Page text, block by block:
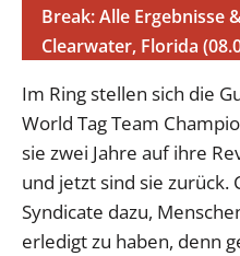
Break: Alle Ergebnisse
Clearwater, Florida
Im Ring stellen sich die
World Tag Team
sie zwei Jahre auf ihre
und jetzt sind sie
Syndicate dazu,
erledigt zu haben, denn